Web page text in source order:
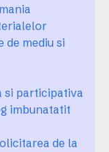
mediu si
si participativa
imbunatatit
de la